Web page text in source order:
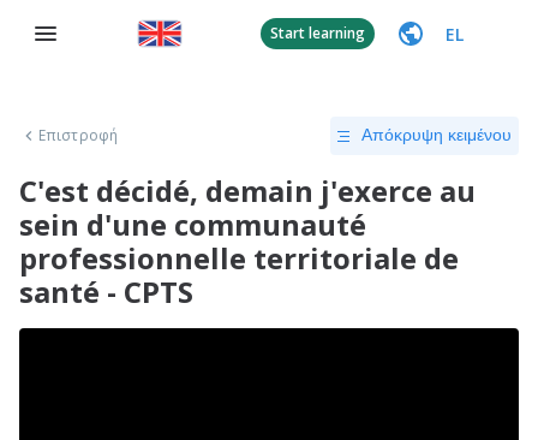
Start learning EL
Επιστροφή Απόκρυψη κειμένου
C'est décidé, demain j'exerce au
sein d'une communauté
professionnelle territoriale de
santé - CPTS